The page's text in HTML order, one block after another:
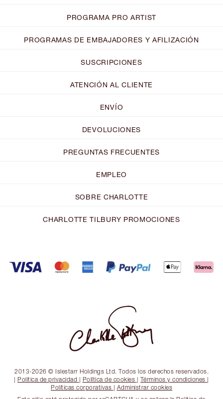
PROGRAMA PRO ARTIST
PROGRAMAS DE EMBAJADORES Y AFILIZACIÓN
SUSCRIPCIONES
ATENCIÓN AL CLIENTE
ENVÍO
DEVOLUCIONES
PREGUNTAS FRECUENTES
EMPLEO
SOBRE CHARLOTTE
CHARLOTTE TILBURY PROMOCIONES
2013-2026 © Islestarr Holdings Ltd. Todos los derechos reservados.
| Política de privacidad | Política de cookies | Términos y condiciones |
Políticas corporativas | Administrar cookies